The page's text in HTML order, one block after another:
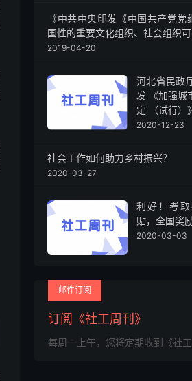
《中共中央印发《中国共产党
国性的重要文化组织、社会组织可
2019-04-20
河北省民政
发 《加强城
定 （试行）
2020-12-23
社会工作如何助力乡村振兴？
2020-03-27
利好！考
贴，全国奖
2020-03-03
邮件订阅
订阅《社工周刊》
每周一上午，您将定期收到《社工